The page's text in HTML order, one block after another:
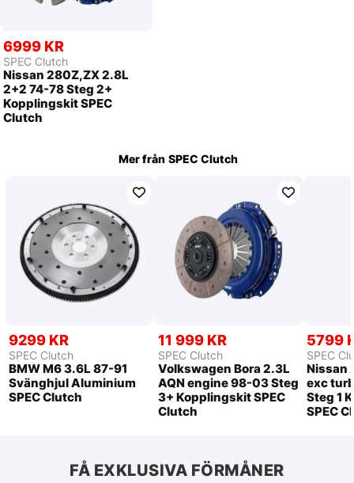
6999 KR
SPEC Clutch
Nissan 280Z,ZX 2.8L
2+2 74-78 Steg 2+
Kopplingskit SPEC
Clutch
Mer från SPEC Clutch
9299 KR
SPEC Clutch
BMW M6 3.6L 87-91
Svänghjul Aluminium
SPEC Clutch
11 999 KR
SPEC Clutch
Volkswagen Bora 2.3L
AQN engine 98-03 Steg
3+ Kopplingskit SPEC
Clutch
5799
SPEC
Nissan
exc
Steg 1
SPEC
FÅ EXKLUSIVA FÖRMÅNER